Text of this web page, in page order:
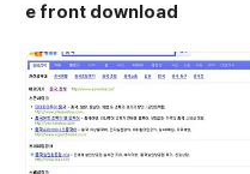
e front download